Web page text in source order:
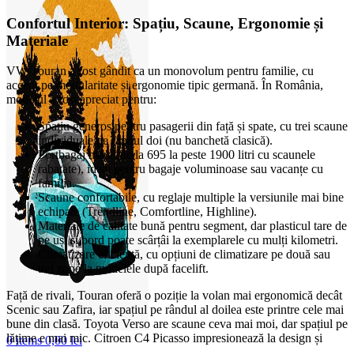
0items 0,00lei
Confortul Interior: Spațiu, Scaune, Ergonomie și
Materiale
VW Touran a fost gândit ca un monovolum pentru familie, cu
accent pe modularitate și ergonomie tipic germană. În România,
modelul a fost apreciat pentru:
Spațiu generos pentru pasagerii din față și spate, cu trei scaune
individuale pe rândul doi (nu banchetă clasică).
Portbagaj mare (de la 695 la peste 1900 litri cu scaunele
rabatate), ideal pentru bagaje voluminoase sau vacanțe cu
familia.
Scaune confortabile, cu reglaje multiple la versiunile mai bine
echipate (Trendline, Comfortline, Highline).
Materiale de calitate bună pentru segment, dar plasticul tare de
pe uși și bord poate scârțâi la exemplarele cu mulți kilometri.
Climatizare eficientă, cu opțiuni de climatizare pe două sau
trei zone la modelele după facelift.
Față de rivali, Touran oferă o poziție la volan mai ergonomică decât
Scenic sau Zafira, iar spațiul pe rândul al doilea este printre cele mai
bune din clasă. Toyota Verso are scaune ceva mai moi, dar spațiul pe
lățime e mai mic. Citroen C4 Picasso impresionează la design și